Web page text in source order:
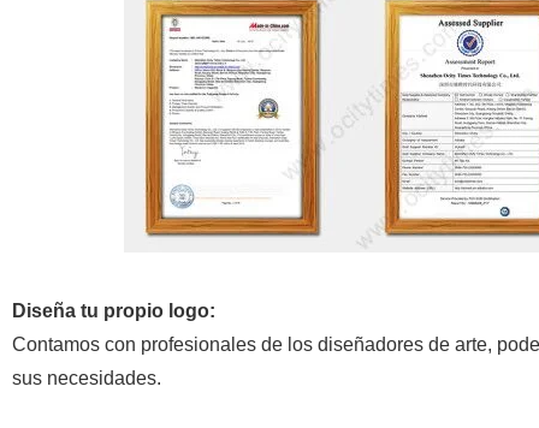
Diseña tu propio logo:
Contamos con profesionales de los diseñadores de arte,
sus necesidades.